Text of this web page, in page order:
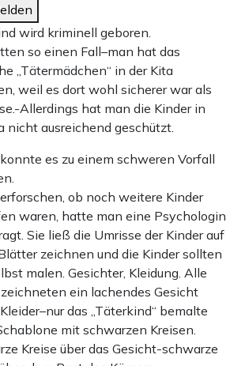
wird kriminell geboren.
so einen Fall–man hat das
„Tätermädchen“ in der Kita
weil es dort wohl sicherer war als
Allerdings hat man die Kinder in
nicht ausreichend geschützt.
es zu einem schweren Vorfall
ob noch weitere Kinder
waren, hatte man eine Psychologin
Sie ließ die Umrisse der Kinder auf
zeichnen und die Kinder sollten
malen. Gesichter, Kleidung. Alle
ein lachendes Gesicht
das „Täterkind“ bemalte
mit schwarzen Kreisen.
Kreise über das Gesicht-schwarze